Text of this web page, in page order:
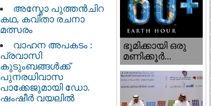
അസ്മോ പുത്തൻചിറ
കഥ, കവിതാ രചനാ
മത്സരം
വാഹന അപകടം :
പ്രവാസി
കുടുംബങ്ങൾക്ക്
പുനരധിവാസ
പാക്കേജുമായി ഡോ.
ഷംഷീർ വയലിൽ
ഭൂമിക്കായി ഒരു
മണിക്കൂര്‍...